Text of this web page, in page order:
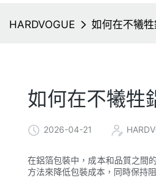
HARDVOGUE 如何在不犧
如何在不犧牲
2026-04-21
在鋁箔包裝中，成本和品質之間
方法來降低包裝成本，同時保持